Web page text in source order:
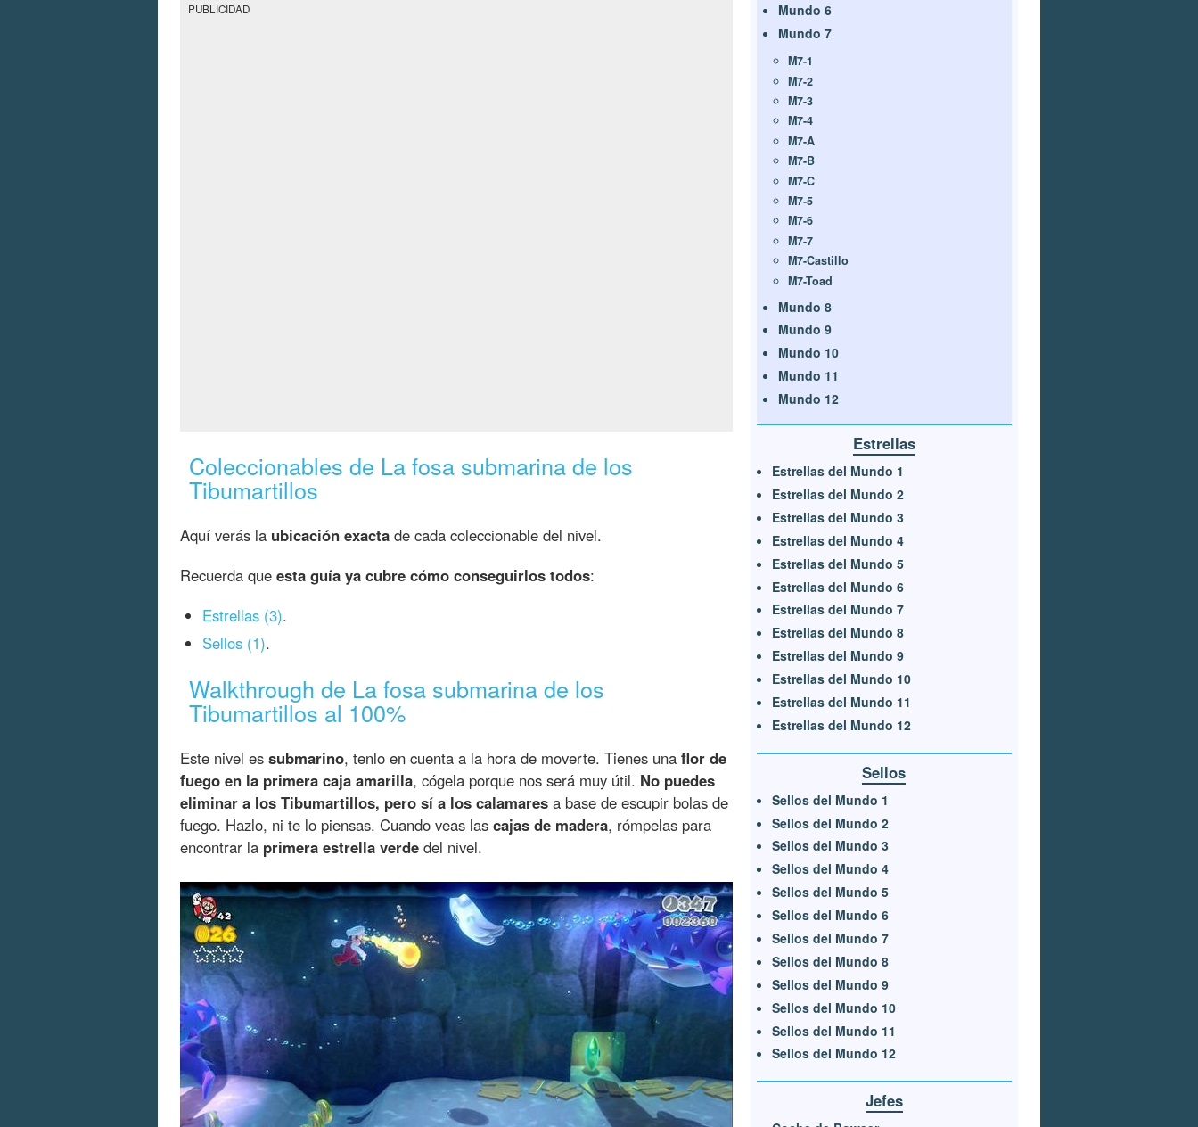
PUBLICIDAD
Coleccionables de La fosa submarina de los
Tibumartillos
Aquí verás la ubicación exacta de cada coleccionable del nivel.
Recuerda que esta guía ya cubre cómo conseguirlos todos:
Estrellas (3).
Sellos (1).
Walkthrough de La fosa submarina de los
Tibumartillos al 100%
Este nivel es submarino, tenlo en cuenta a la hora de moverte. Tienes una flor de
fuego en la primera caja amarilla, cógela porque nos será muy útil. No puedes
eliminar a los Tibumartillos, pero sí a los calamares a base de escupir bolas de
fuego. Hazlo, ni te lo piensas. Cuando veas las cajas de madera, rómpelas para
encontrar la primera estrella verde del nivel.
Mundo 6
Mundo 7
M7-1
M7-2
M7-3
M7-4
M7-A
M7-B
M7-C
M7-5
M7-6
M7-7
M7-Castillo
M7-Toad
Mundo 8
Mundo 9
Mundo 10
Mundo 11
Mundo 12
Estrellas
Estrellas del Mundo 1
Estrellas del Mundo 2
Estrellas del Mundo 3
Estrellas del Mundo 4
Estrellas del Mundo 5
Estrellas del Mundo 6
Estrellas del Mundo 7
Estrellas del Mundo 8
Estrellas del Mundo 9
Estrellas del Mundo 10
Estrellas del Mundo 11
Estrellas del Mundo 12
Sellos
Sellos del Mundo 1
Sellos del Mundo 2
Sellos del Mundo 3
Sellos del Mundo 4
Sellos del Mundo 5
Sellos del Mundo 6
Sellos del Mundo 7
Sellos del Mundo 8
Sellos del Mundo 9
Sellos del Mundo 10
Sellos del Mundo 11
Sellos del Mundo 12
Jefes